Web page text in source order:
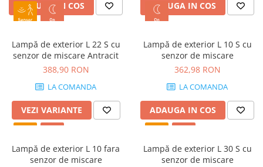
ADAUGA IN COS ADAUGA IN COS
Lampă de exterior L 22 S cu
senzor de miscare Antracit
388,90 RON
LA COMANDA
VEZI VARIANTE
Lampă de exterior L 10 S cu
senzor de miscare
362,98 RON
LA COMANDA
ADAUGA IN COS
Lampă de exterior L 10 fara
senzor de miscare
Lampă de exterior L 30 S cu
senzor de miscare